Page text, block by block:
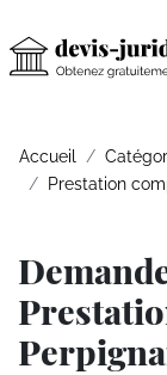
Accueil
Prestation